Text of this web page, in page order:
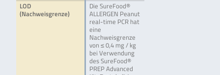
LOD
(Nachweisgrenze)
Die SureFood®
ALLERGEN Peanut
real-time PCR hat
eine
Nachweisgrenze
von ≤ 0,4 mg / kg
bei Verwendung
des SureFood®
PREP Advanced